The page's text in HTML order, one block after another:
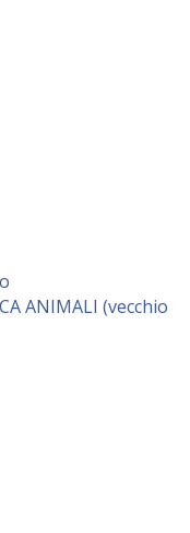
ANIMALI (vecchio